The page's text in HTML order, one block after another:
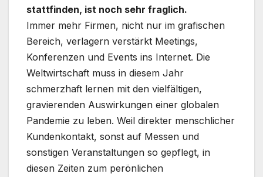
stattfinden, ist noch sehr fraglich.
Immer mehr Firmen, nicht nur im grafischen
Bereich, verlagern verstärkt Meetings,
Konferenzen und Events ins Internet. Die
Weltwirtschaft muss in diesem Jahr
schmerzhaft lernen mit den vielfältigen,
gravierenden Auswirkungen einer globalen
Pandemie zu leben. Weil direkter menschlicher
Kundenkontakt, sonst auf Messen und
sonstigen Veranstaltungen so gepflegt, in
diesen Zeiten zum perönlichen